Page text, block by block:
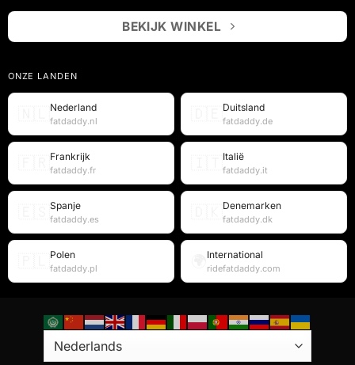
BEKIJK WINKEL
ONZE LANDEN
Nederland
fatdaddy.nl
Duitsland
fatdaddy.de
Frankrijk
fatdaddy.fr
Italië
fatdaddy.it
Spanje
fatdaddy.es
Denemarken
fatdaddy.dk
Polen
fatdaddy.pl
International
ridefatdaddy.com